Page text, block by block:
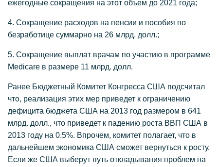
ежегодные сокращения на этот объем до 2021 года;
4. Сокращение расходов на пенсии и пособия по
безработице суммарно на 26 млрд. долл.;
5. Сокращение выплат врачам по участию в программе
Medicare в размере 11 млрд. долл.
Ранее Бюджетный Комитет Конгресса США подсчитал
что, реализация этих мер приведет к ограничению
дефицита бюджета США на 2013 год размером в 641
млрд. долл., что приведет к падению роста ВВП США в
2013 году на 0.5%. Впрочем, комитет полагает, что в
дальнейшем экономика США сможет вернуться к росту.
Если же США выберут путь откладывания проблем на